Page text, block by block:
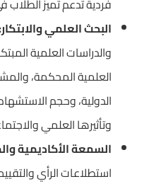
فردية تدعم تميز
البحث العلمي
والدراسات العلمية
العلمية المحكمة،
الدولية، وحجم
وتأثيرها العلمي
السمعة الأكاديمية
استطلاعات الرأي